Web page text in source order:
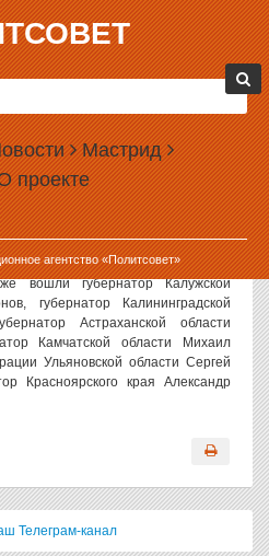
Мастрид
проекте
агентство «Политсовет»
ВЛАДИМИР
ПРЕЗИДИУМА
Тюменской области
президиума Государственного
этом подписал президент России
главы государства, в состав
вошли губернатор Калужской
губернатор Калининградской
Астраханской области
Камчатской области Михаил
Ульяновской области Сергей
Красноярского края Александр
Телеграм-канал